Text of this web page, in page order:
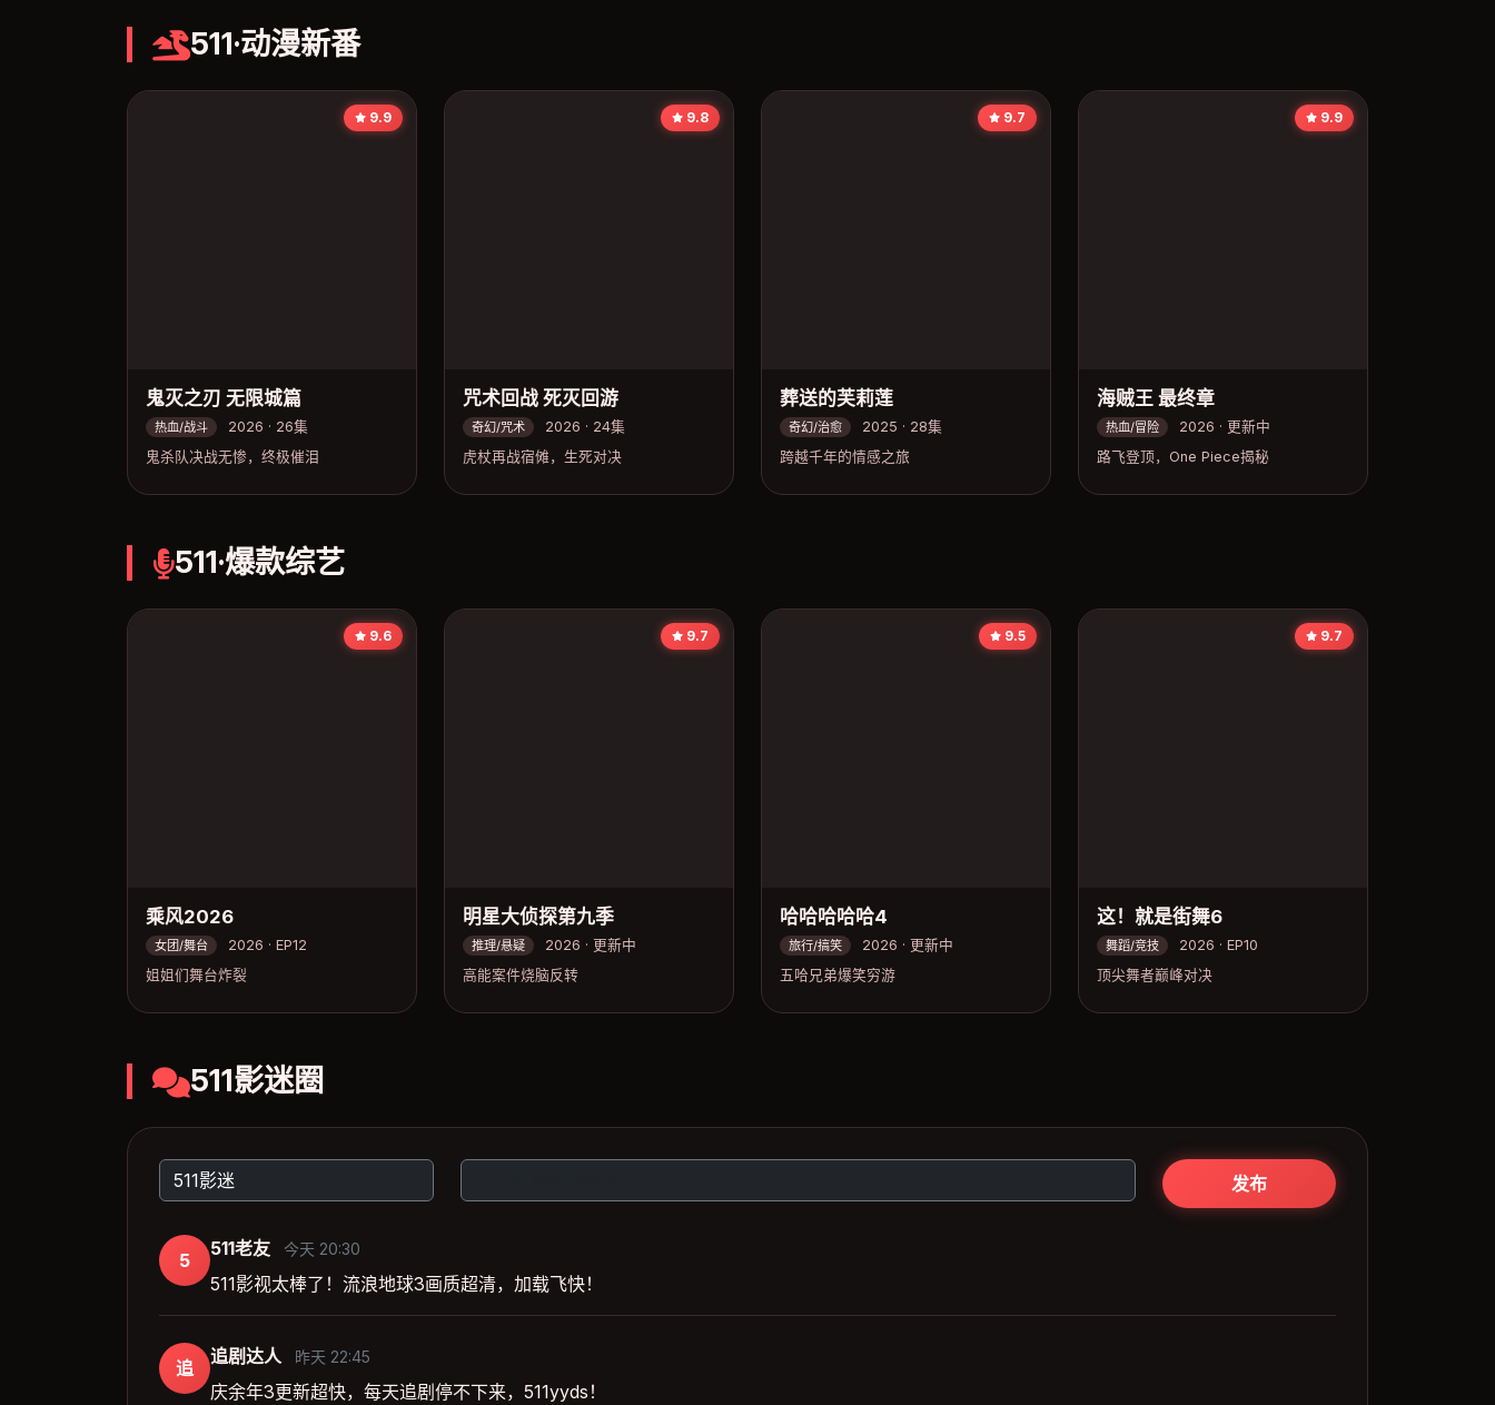
511·动漫新番
9.9
鬼灭之刃 无限城篇
热血/战斗
2026 · 26集
鬼杀队决战无惨，终极催泪
9.8
咒术回战 死灭回游
奇幻/咒术
2026 · 24集
虎杖再战宿傩，生死对决
9.7
葬送的芙莉莲
奇幻/治愈
2025 · 28集
跨越千年的情感之旅
9.9
海贼王 最终章
热血/冒险
2026 · 更新中
路飞登顶，One Piece揭秘
511·爆款综艺
9.6
乘风2026
女团/舞台
2026 · EP12
姐姐们舞台炸裂
9.7
明星大侦探第九季
推理/悬疑
2026 · 更新中
高能案件烧脑反转
9.5
哈哈哈哈哈4
旅行/搞笑
2026 · 更新中
五哈兄弟爆笑穷游
9.7
这！就是街舞6
舞蹈/竞技
2026 · EP10
顶尖舞者巅峰对决
511影迷圈
发布
5
511老友 今天 20:30
511影视太棒了！流浪地球3画质超清，加载飞快！
追
追剧达人 昨天 22:45
庆余年3更新超快，每天追剧停不下来，511yyds！